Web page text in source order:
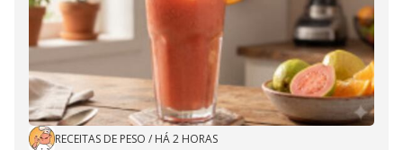
RECEITAS DE PESO / HÁ 2 HORAS